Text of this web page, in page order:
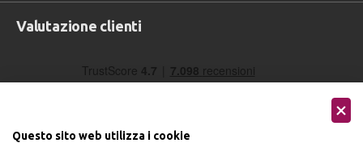
Valutazione clienti
Questo sito web utilizza i cookie